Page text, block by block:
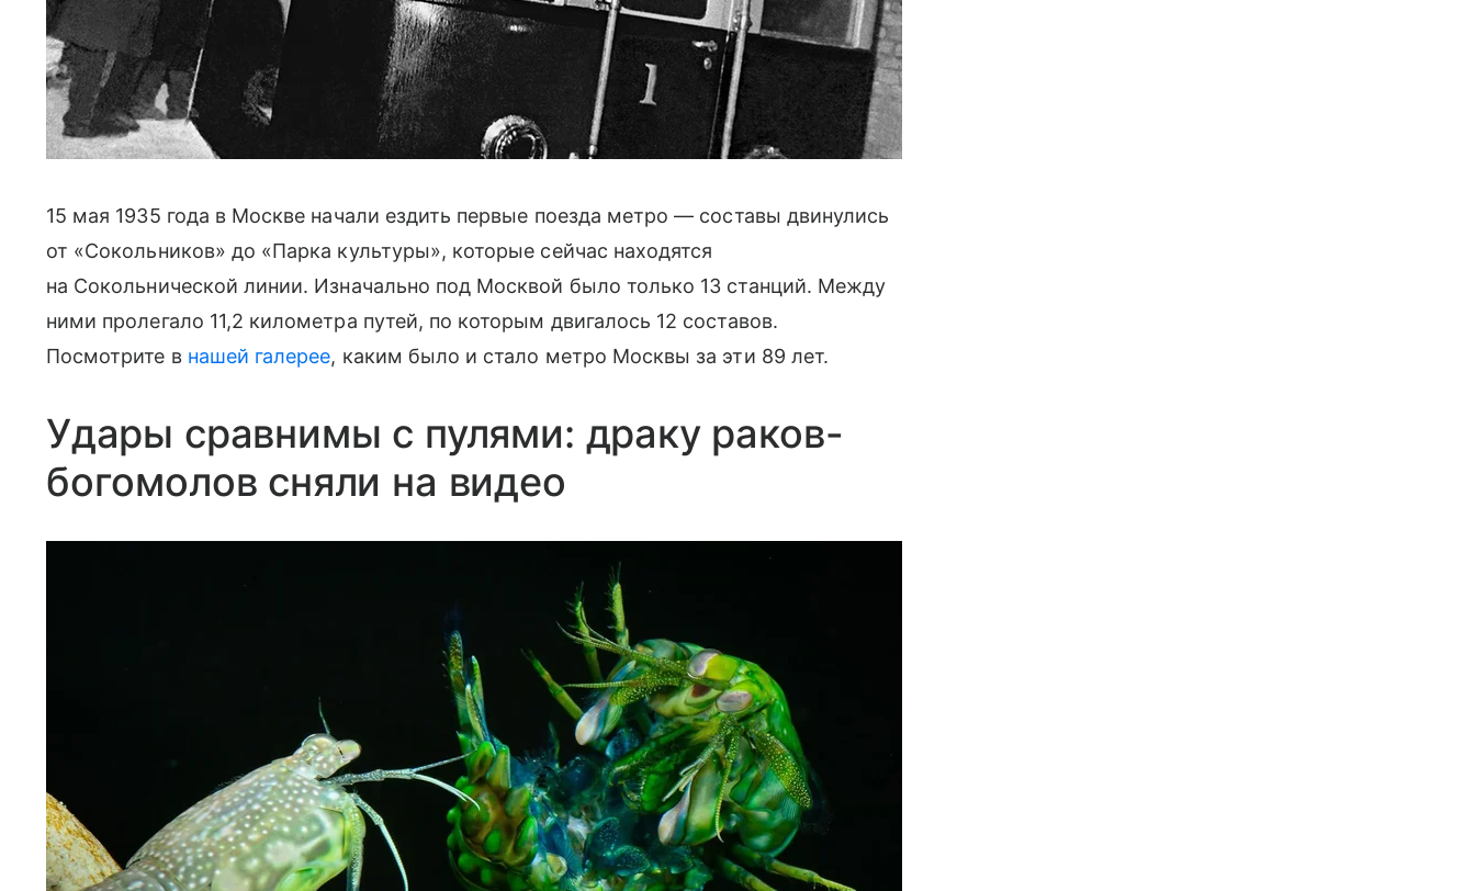
15 мая 1935 года в Москве начали ездить первые поезда метро — составы двинулись
от «Сокольников» до «Парка культуры», которые сейчас находятся
на Сокольнической линии. Изначально под Москвой было только 13 станций. Между
ними пролегало 11,2 километра путей, по которым двигалось 12 составов.
Посмотрите в нашей галерее, каким было и стало метро Москвы за эти 89 лет.
Удары сравнимы с пулями: драку раков-
богомолов сняли на видео